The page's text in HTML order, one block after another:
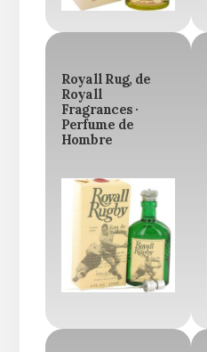
Royall Rug, de
Royall
Fragrances ·
Perfume de
Hombre